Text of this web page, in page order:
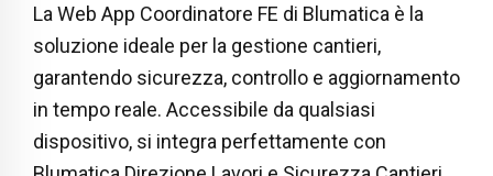
La Web App Coordinatore FE di Blumatica è la
soluzione ideale per la gestione cantieri,
garantendo sicurezza, controllo e aggiornamento
in tempo reale. Accessibile da qualsiasi
dispositivo, si integra perfettamente con